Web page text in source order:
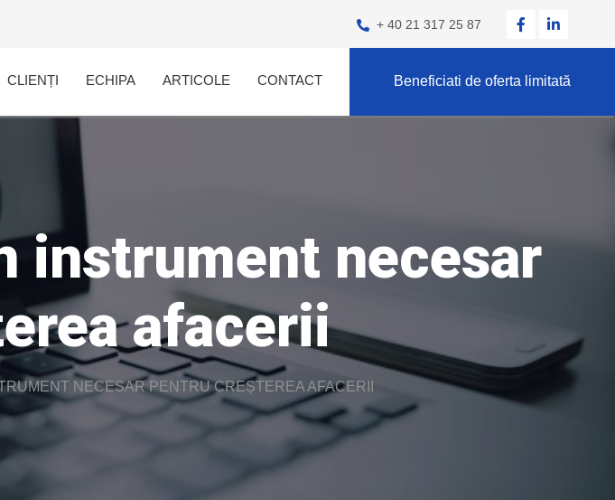
+ 40 21 317 25 87
CLIENȚI ECHIPA ARTICOLE CONTACT Beneficiati de oferta limitată
instrument necesar
afacerii
NECESAR PENTRU CREȘTEREA AFACERII